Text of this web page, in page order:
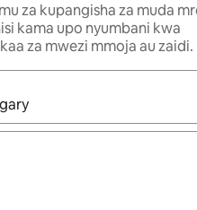
za kupangisha za muda
kama upo nyumbani kwa
za mwezi mmoja au zaidi.
yanapatikana, vinjari kwa